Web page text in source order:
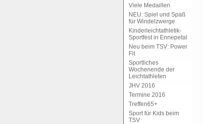
Viele Medaillen
NEU: Spiel und Spaß
für Windelzwerge
Kinderleichtathletik-
Sportfest in Ennepetal
Neu beim TSV: Power
Fit
Sportliches
Wochenende der
Leichtathleten
JHV 2016
Termine 2016
Treffen65+
Sport für Kids beim
TSV